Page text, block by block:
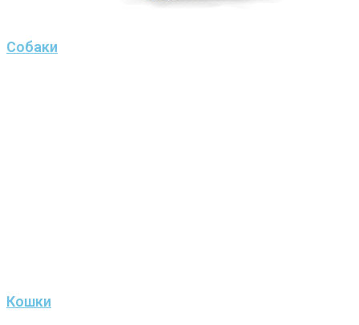
Собаки
Кошки